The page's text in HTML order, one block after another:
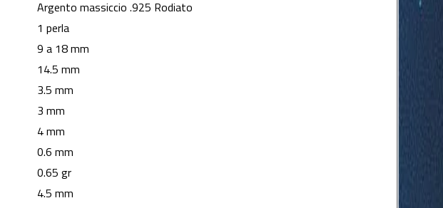
Argento massiccio .925 Rodiato
1 perla
9 a 18 mm
14.5 mm
3.5 mm
3 mm
4 mm
0.6 mm
0.65 gr
4.5 mm